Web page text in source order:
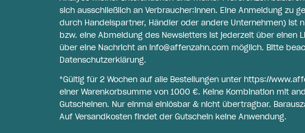
sich ausschließlich an Verbraucher:innen. Eine Anmeldung zu
durch Handelspartner, Händler oder andere Unternehmen) ist
bzw. eine Abmeldung des Newsletters ist jederzeit über einen
über eine Nachricht an info@affenzahn.com möglich. Bitte
Datenschutzerklärung.
*Gültig für 2 Wochen auf alle Bestellungen unter https://
einer Warenkorbsumme von 1000 €. Keine Kombination mit
Gutscheinen. Nur einmal einlösbar & nicht übertragbar.
Auf Versandkosten findet der Gutschein keine Anwendung.